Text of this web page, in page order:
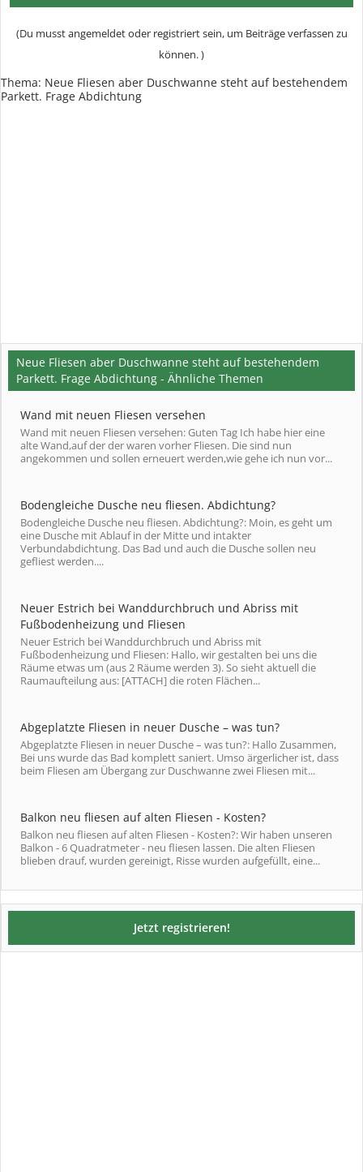
(Du musst angemeldet oder registriert sein, um Beiträge verfassen zu
können. )
Thema: Neue Fliesen aber Duschwanne steht auf bestehendem
Parkett. Frage Abdichtung
Neue Fliesen aber Duschwanne steht auf bestehendem
Parkett. Frage Abdichtung - Ähnliche Themen
Wand mit neuen Fliesen versehen
Wand mit neuen Fliesen versehen: Guten Tag Ich habe hier eine
alte Wand,auf der der waren vorher Fliesen. Die sind nun
angekommen und sollen erneuert werden,wie gehe ich nun vor...
Bodengleiche Dusche neu fliesen. Abdichtung?
Bodengleiche Dusche neu fliesen. Abdichtung?: Moin, es geht um
eine Dusche mit Ablauf in der Mitte und intakter
Verbundabdichtung. Das Bad und auch die Dusche sollen neu
gefliest werden....
Neuer Estrich bei Wanddurchbruch und Abriss mit
Fußbodenheizung und Fliesen
Neuer Estrich bei Wanddurchbruch und Abriss mit
Fußbodenheizung und Fliesen: Hallo, wir gestalten bei uns die
Räume etwas um (aus 2 Räume werden 3). So sieht aktuell die
Raumaufteilung aus: [ATTACH] die roten Flächen...
Abgeplatzte Fliesen in neuer Dusche – was tun?
Abgeplatzte Fliesen in neuer Dusche – was tun?: Hallo Zusammen,
Bei uns wurde das Bad komplett saniert. Umso ärgerlicher ist, dass
beim Fliesen am Übergang zur Duschwanne zwei Fliesen mit...
Balkon neu fliesen auf alten Fliesen - Kosten?
Balkon neu fliesen auf alten Fliesen - Kosten?: Wir haben unseren
Balkon - 6 Quadratmeter - neu fliesen lassen. Die alten Fliesen
blieben drauf, wurden gereinigt, Risse wurden aufgefüllt, eine...
Jetzt registrieren!